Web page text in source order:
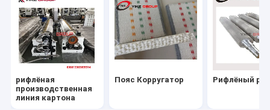
Тонкая машина бомбардира Слиттер лезвия
коробка коробки связывая машину
Части картонных машин
рифлёная
производственная
линия картона
Пояс Корругатор Рифлёный